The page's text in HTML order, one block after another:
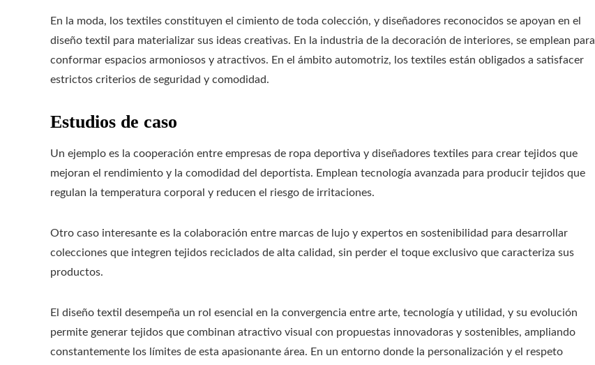
En la moda, los textiles constituyen el cimiento de toda colección, y diseñadores reconocidos se apoyan en el
diseño textil para materializar sus ideas creativas. En la industria de la decoración de interiores, se emplean para
conformar espacios armoniosos y atractivos. En el ámbito automotriz, los textiles están obligados a satisfacer
estrictos criterios de seguridad y comodidad.
Estudios de caso
Un ejemplo es la cooperación entre empresas de ropa deportiva y diseñadores textiles para crear tejidos que
mejoran el rendimiento y la comodidad del deportista. Emplean tecnología avanzada para producir tejidos que
regulan la temperatura corporal y reducen el riesgo de irritaciones.
Otro caso interesante es la colaboración entre marcas de lujo y expertos en sostenibilidad para desarrollar
colecciones que integren tejidos reciclados de alta calidad, sin perder el toque exclusivo que caracteriza sus
productos.
El diseño textil desempeña un rol esencial en la convergencia entre arte, tecnología y utilidad, y su evolución
permite generar tejidos que combinan atractivo visual con propuestas innovadoras y sostenibles, ampliando
constantemente los límites de esta apasionante área. En un entorno donde la personalización y el respeto